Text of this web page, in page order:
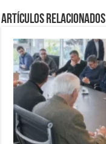
Artículos Relacionados